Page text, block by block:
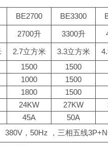
BE2700 BE3300
2700升 3300升
2.7立方米 3.3立方米
1500 1500
1000 1500
1800 1500
24KW 27KW
45A 50A
380V，50Hz ，三相五线